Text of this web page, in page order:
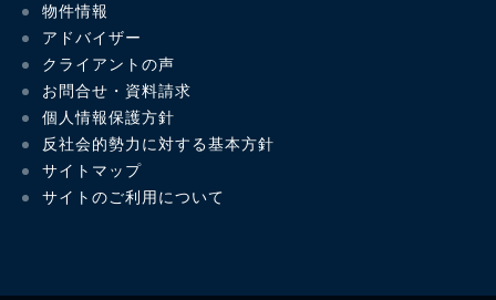
物件情報
アドバイザー
クライアントの声
お問合せ・資料請求
個人情報保護方針
反社会的勢力に対する基本方針
サイトマップ
サイトのご利用について